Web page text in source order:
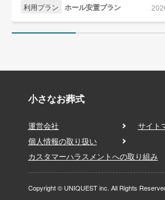
利用プラン ホール安置プラン
小さなお葬式
運営会社
サイト
個人情報の取り扱い
カスタマーハラスメントへの取り組み
Copyright © UNIQUEST inc. All Rights